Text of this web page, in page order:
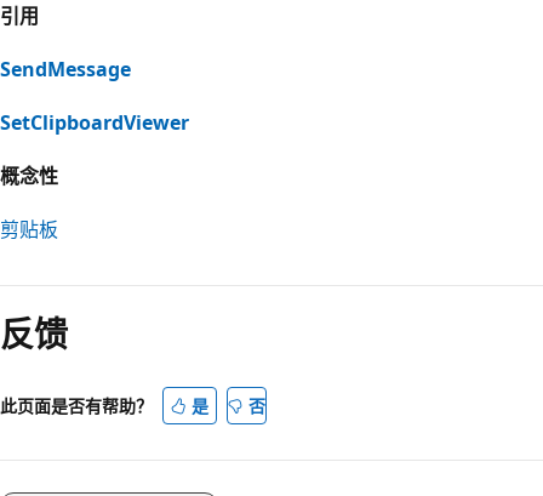
引用
SendMessage
SetClipboardViewer
概念性
剪贴板
读
模
已
用
反馈
此页面是否有帮助？ 是 否